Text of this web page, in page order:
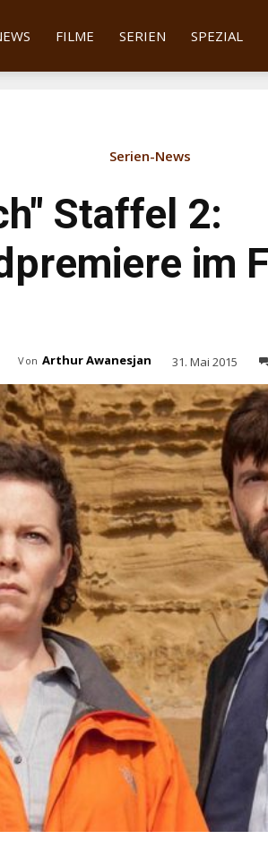
FILME SERIEN SPEZIAL
Serien-News
Staffel 2:
im
Von Arthur Awanesjan 31. Mai 2015